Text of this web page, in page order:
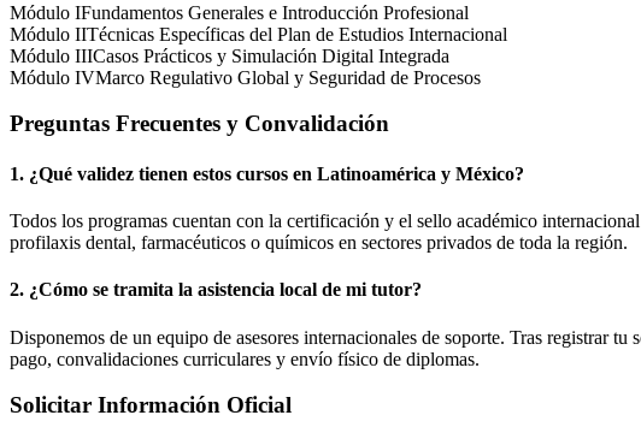
Módulo IFundamentos Generales e Introducción Profesional
Módulo IITécnicas Específicas del Plan de Estudios Internacional
Módulo IIICasos Prácticos y Simulación Digital Integrada
Módulo IVMarco Regulativo Global y Seguridad de Procesos
Preguntas Frecuentes y Convalidación
1. ¿Qué validez tienen estos cursos en Latinoamérica y México?
Todos los programas cuentan con la certificación y el sello académico
profilaxis dental, farmacéuticos o químicos en sectores privados de toda la región.
2. ¿Cómo se tramita la asistencia local de mi tutor?
Disponemos de un equipo de asesores internacionales de soporte. Tras registrar
pago, convalidaciones curriculares y envío físico de diplomas.
Solicitar Información Oficial